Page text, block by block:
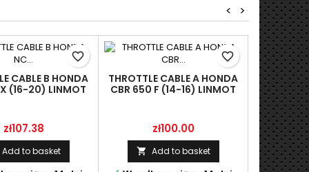
>
<
CABLE B HONDA
(16-20) LINMOT
Price
zł107.38
Add to basket
favorite_border
THROTTLE CABLE A HONDA
CBR 650 F (14-16) LINMOT
Price
zł100.00
 Add to basket
favorite_border
CBX 750
